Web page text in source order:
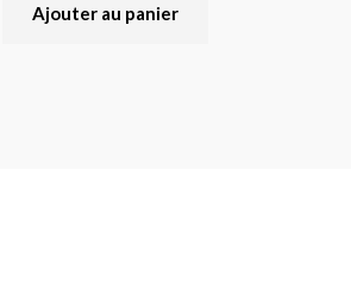
Ajouter au panier